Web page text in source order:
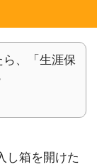
、「生涯保
し箱を開けた